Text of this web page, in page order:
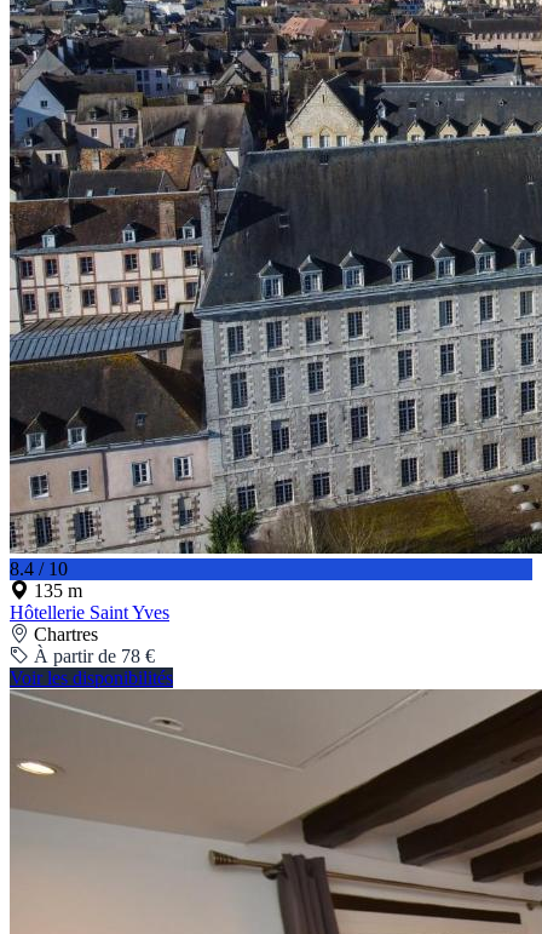
8.4 / 10
135 m
Hôtellerie Saint Yves
Chartres
À partir de 78 €
Voir les disponibilités